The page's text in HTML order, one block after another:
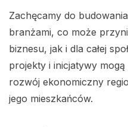
Zachęcamy do
branżami, co może
biznesu, jak i dla całej
projekty i inicjatywy
rozwój ekonomiczny
jego mieszkańców.